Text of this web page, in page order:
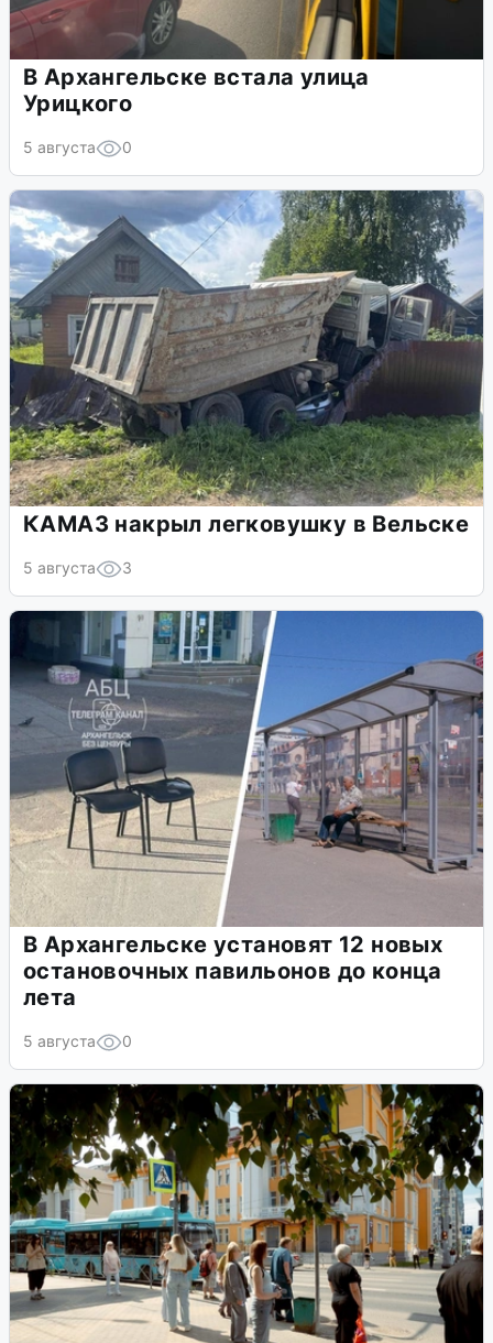
В Архангельске встала улица
Урицкого
5 августа 0
КАМАЗ накрыл легковушку в Вельске
5 августа 3
В Архангельске установят 12 новых
остановочных павильонов до конца
лета
5 августа 0